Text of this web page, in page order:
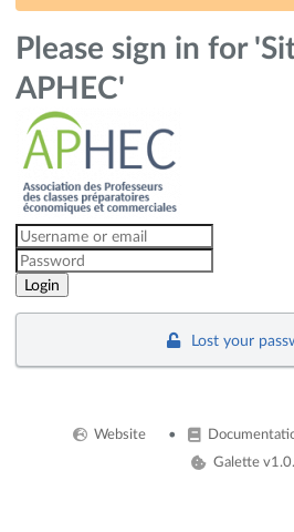
Please sign in for
APHEC'
Lost your
Website
Galette